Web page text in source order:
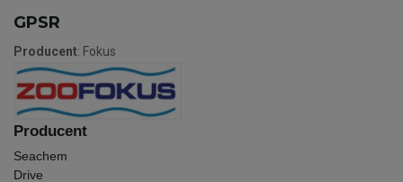
GPSR
Producent: Fokus
Producent
Seachem
Drive